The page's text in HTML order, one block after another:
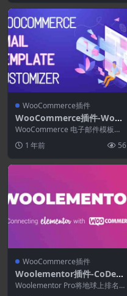
WooCommerce插件
WooCommerce插件-WooC
ommerce Email Template
Customizer 1.2.14
WooCommerce 电子邮件模板定
构建和定制 ...
1 年前 56
WooCommerce插件
Woolementor插件-CoDesi
gner Pro (formerly Woole
Woolementor Pro将地球上排名第